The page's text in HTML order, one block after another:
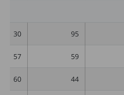
95
30
59
57
44
60